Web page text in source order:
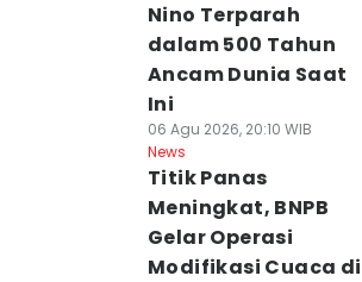
Nino Terparah
dalam 500 Tahun
Ancam Dunia Saat
Ini
06 Agu 2026, 20:10 WIB
News
Titik Panas
Meningkat, BNPB
Gelar Operasi
Modifikasi Cuaca di